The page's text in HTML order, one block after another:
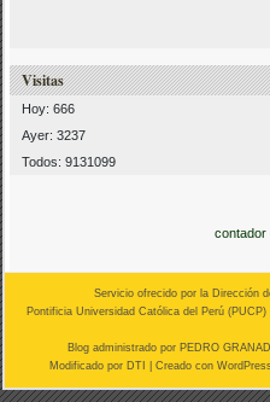
Visitas
Hoy: 666
Ayer: 3237
Todos: 9131099
contador
Servicio ofrecido por la Dirección
Pontificia Universidad Católica del Perú (PUCP) |
Blog administrado por PEDRO
Modificado por DTI Creado con WordPress